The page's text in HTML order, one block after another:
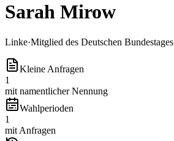
Sarah Mirow
Linke·Mitglied des Deutschen Bundestages
Kleine Anfragen
1
mit namentlicher Nennung
Wahlperioden
1
mit Anfragen